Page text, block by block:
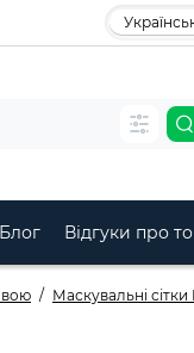
Блог Відгуки про
Маскувальні